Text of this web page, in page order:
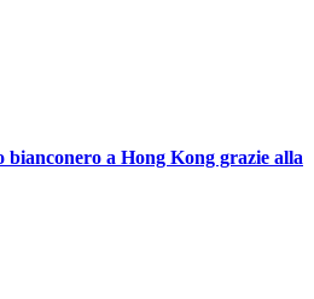
bianconero a Hong Kong grazie alla